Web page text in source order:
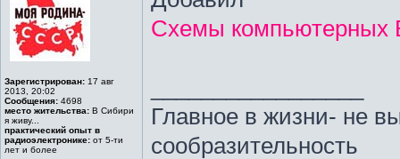
Зарегистрирован: 17 авг
2013, 20:02
Сообщения: 4698
место жительства: В Сибири
я живу...
практический опыт в
радиоэлектронике: от 5-ти
лет и более
Схемы компьютерных
Главное в жизни- не
сообразительность